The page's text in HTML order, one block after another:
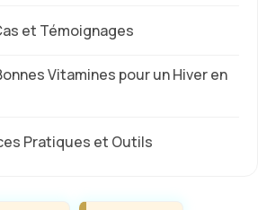
et Témoignages
Vitamines pour un Hiver en
Pratiques et Outils